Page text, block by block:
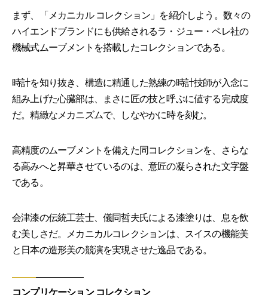
まず、「メカニカル コレクション」を紹介しよう。数々の
ハイエンドブランドにも供給されるラ・ジュー・ペレ社の
機械式ムーブメントを搭載したコレクションである。
時計を知り抜き、構造に精通した熟練の時計技師が入念に
組み上げた心臓部は、まさに匠の技と呼ぶに値する完成度
だ。精緻なメカニズムで、しなやかに時を刻む。
高精度のムーブメントを備えた同コレクションを、さらな
る高みへと昇華させているのは、意匠の凝らされた文字盤
である。
会津漆の伝統工芸士、儀同哲夫氏による漆塗りは、息を飲
む美しさだ。メカニカルコレクションは、スイスの機能美
と日本の造形美の競演を実現させた逸品である。
コンプリケーション コレクション